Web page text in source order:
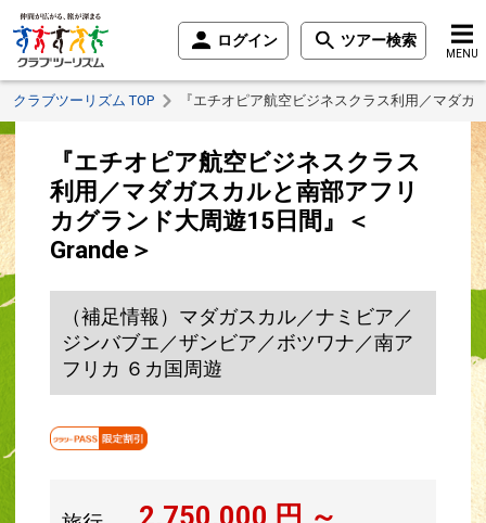
ログイン ツアー検索
MENU
クラブツーリズム TOP 『エチオピア航空ビジネスクラス利用／マダ
『エチオピア航空ビジネスクラス
利用／マダガスカルと南部アフリ
カグランド大周遊15日間』＜
Grande＞
（補足情報）マダガスカル／ナミビア／
ジンバブエ／ザンビア／ボツワナ／南ア
フリカ ６カ国周遊